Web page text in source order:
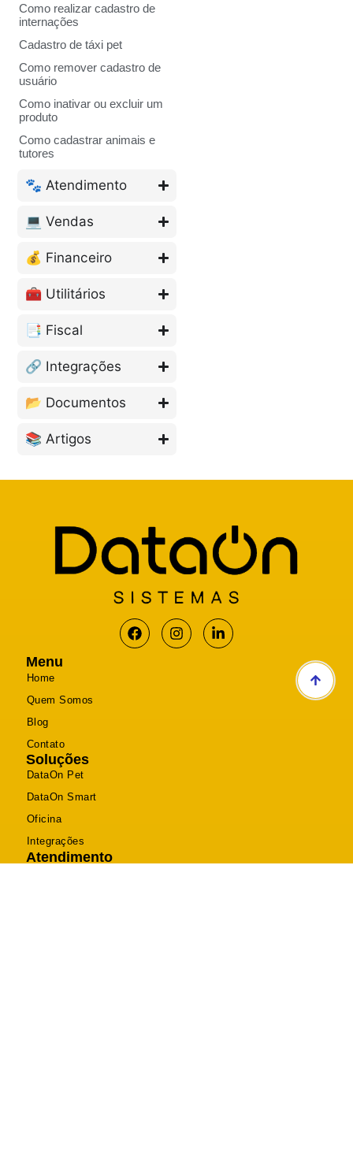
Como realizar cadastro de
internações
Cadastro de táxi pet
Como remover cadastro de
usuário
Como inativar ou excluir um
produto
Como cadastrar animais e
tutores
🐾 Atendimento
💻 Vendas
💰 Financeiro
🧰 Utilitários
📑 Fiscal
🔗 Integrações
📂 Documentos
📚 Artigos
Menu
Home
Quem Somos
Blog
Contato
Soluções
DataOn Pet
DataOn Smart
Oficina
Integrações
Atendimento